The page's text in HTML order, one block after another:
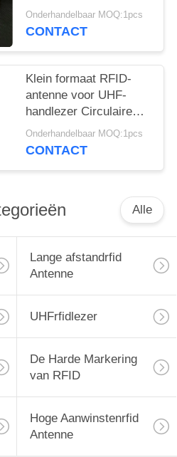
Aanwinsten10dbic
Frequentie
Onderhandelbaar MOQ:1pcs
CONTACT
Klein formaat RFID-
antenne voor UHF-
handlezer Circulaire
polarisatie UHF RFID-
antenne met 3dBic
Onderhandelbaar MOQ:1pcs
CONTACT
Alle
Lange afstandrfid
Antenne
UHFrfidlezer
De Harde Markering
van RFID
Hoge Aanwinstenrfid
Antenne